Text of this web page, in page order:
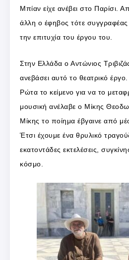
Μπίαν είχε ανέβει στο Παρίσι.
άλλη ο έφηβος τότε συγγραφέας
την επιτυχία του έργου του.
Στην Ελλάδα ο Αντώνιος
ανεβάσει αυτό το θεατρικό
Ρώτα το κείμενο για να το
μουσική ανέλαβε ο Μίκης
Μίκης το ποίημα έβγαινε από
Έτσι έχουμε ένα θρυλικό
εκατοντάδες εκτελέσεις,
κόσμο.